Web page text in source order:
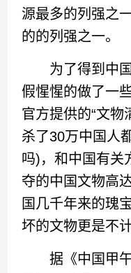
源最多的列强之
的的列强之一。
为了得到中国
假惺惺的做了一
官方提供的“文物
杀了30万中国人
吗)，和中国有关
夺的中国文物高
国几千年来的瑰
坏的文物更是不
据《中国甲午